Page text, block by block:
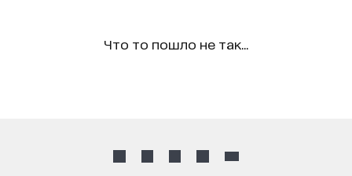
Что то пошло не так...